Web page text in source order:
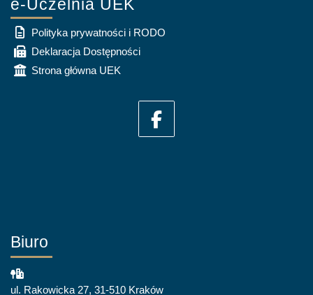
e-Uczelnia UEK
Polityka prywatności i RODO
Deklaracja Dostępności
Strona główna UEK
Biuro
ul. Rakowicka 27, 31-510 Kraków